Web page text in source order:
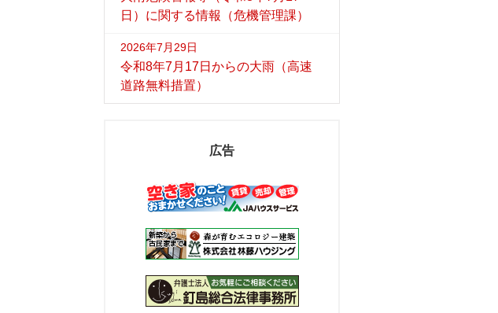
日）に関する情報（危機管理課）
2026年7月29日
令和8年7月17日からの大雨（高速
道路無料措置）
広告